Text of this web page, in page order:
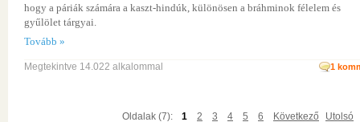
hogy a páriák számára a kaszt-hindúk, különösen a bráhminok félelem és
gyűlölet tárgyai.
Tovább »
1
Megtekintve 14.022 alkalommal
Oldalak (7): 1 2 3 4 5 6 Következő Utolsó